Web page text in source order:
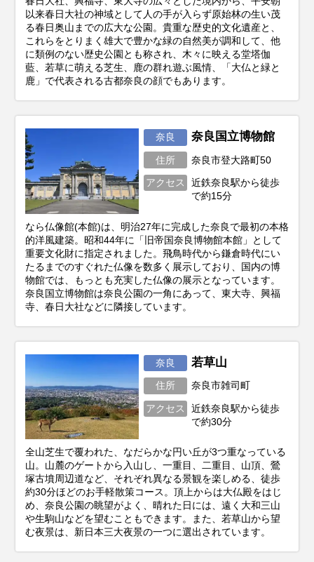
以来春日大社の神域として人の手が入らず原始林の生い茂
る春日奥山までの広大な公園。貴重な歴史的文化遺産と、
これらをとりまく雄大で豊かな緑の自然美が調和して、他
に類例のない歴史公園とも称され、木々に映える堂塔伽
藍、若草に萌える芝生、鹿の群れ遊ぶ風情、「大仏と緑と
鹿」で代表される古都奈良の顔でもあります。
奈良 奈良国立博物館
住所 奈良市登大路町50
アクセス
近鉄奈良駅から徒歩
で約15分
なら仏像館(本館)は、明治27年に完成した奈良で最初の本格
的洋風建築。昭和44年に「旧帝国奈良博物館本館」として
重要文化財に指定されました。飛鳥時代から鎌倉時代にい
たるまでのすぐれた仏像を数多く展示しており、国内の博
物館では、もっとも充実した仏像の展示となっています。
奈良国立博物館は奈良公園の一角にあって、東大寺、興福
寺、春日大社などに隣接しています。
奈良 若草山
住所 奈良市雑司町
アクセス
近鉄奈良駅から徒歩
で約30分
全山芝生で覆われた、なだらかな円い丘が3つ重なっている
山。山麓のゲートから入山し、一重目、二重目、山頂、鶯
塚古墳周辺道など、それぞれ異なる景観を楽しめる、徒歩
約30分ほどのお手軽散策コース。頂上からは大仏殿をはじ
め、奈良公園の眺望がよく、晴れた日には、遠く大和三山
や生駒山などを望むこともできます。また、若草山から望
む夜景は、新日本三大夜景の一つに選出されています。